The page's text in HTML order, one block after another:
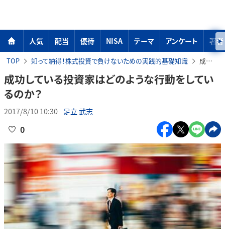
人気 配当 優待 NISA テーマ アンケート 著者
TOP 知って納得！株式投資で負けないための実践的基礎知識 成功している投資家はどのような行動をしているのか？
成功している投資家はどのような行動をしてい
るのか？
2017/8/10 10:30 足立 武志
0